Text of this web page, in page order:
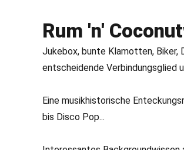
Rum 'n'
Jukebox, bunte Klamotten, Biker,
entscheidende Verbindungsglied
Eine musikhistorische
bis Disco Pop...